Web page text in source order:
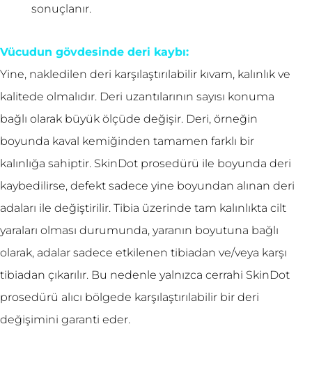
sonuçlanır.
Vücudun gövdesinde deri kaybı:
Yine, nakledilen deri karşılaştırılabilir kıvam, kalınlık ve
kalitede olmalıdır. Deri uzantılarının sayısı konuma
bağlı olarak büyük ölçüde değişir. Deri, örneğin
boyunda kaval kemiğinden tamamen farklı bir
kalınlığa sahiptir. SkinDot prosedürü ile boyunda deri
kaybedilirse, defekt sadece yine boyundan alınan deri
adaları ile değiştirilir. Tibia üzerinde tam kalınlıkta cilt
yaraları olması durumunda, yaranın boyutuna bağlı
olarak, adalar sadece etkilenen tibiadan ve/veya karşı
tibiadan çıkarılır. Bu nedenle yalnızca cerrahi SkinDot
prosedürü alıcı bölgede karşılaştırılabilir bir deri
değişimini garanti eder.